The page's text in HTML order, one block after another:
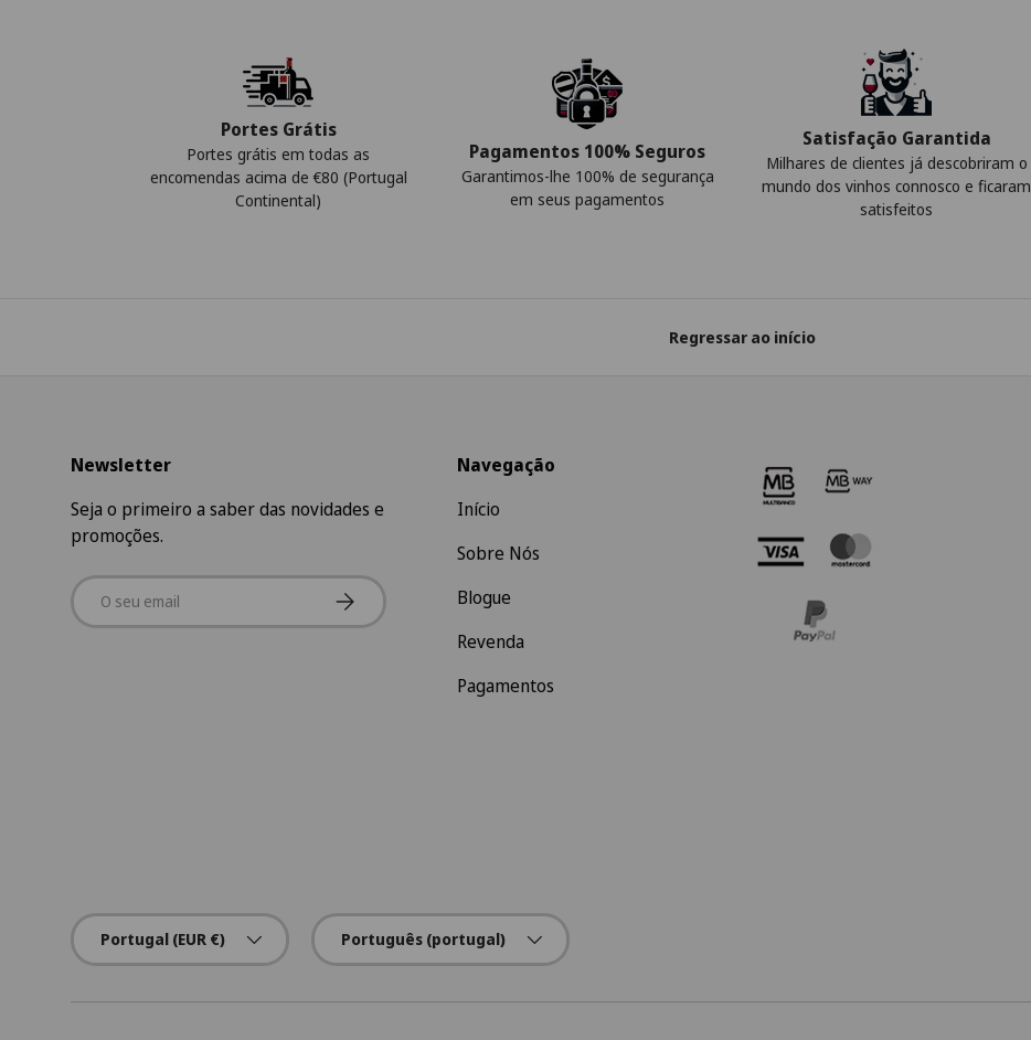
Portes Grátis
Portes grátis em todas as
encomendas acima de €80 (Portugal
Continental)
Pagamentos 100% Seguros
Garantimos-lhe 100% de segurança
em seus pagamentos
Satisfação Garantida
Milhares de clientes já descobriram o
mundo dos vinhos connosco e ficaram
satisfeitos
Regressar ao início
Newsletter
Seja o primeiro a saber das novidades e
promoções.
Email Subscrever
Navegação
Início
Sobre Nós
Blogue
Revenda
Pagamentos
País/Região
Portugal (EUR €)
Idioma
Português (portugal)